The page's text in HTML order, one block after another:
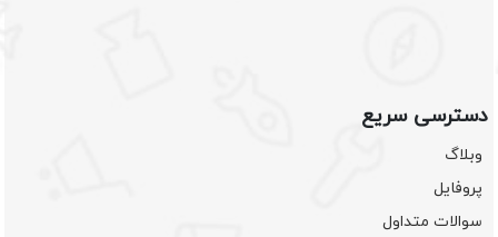
دسترسی سریع
وبلاگ
پروفایل
سوالات متداول